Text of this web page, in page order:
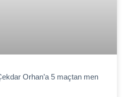
Orhan’a 5 maçtan men